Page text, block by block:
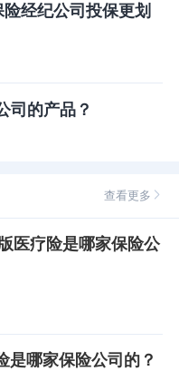
经纪公司投保更划
司的产品？
查看更多
医疗险是哪家保险公
是哪家保险公司的？